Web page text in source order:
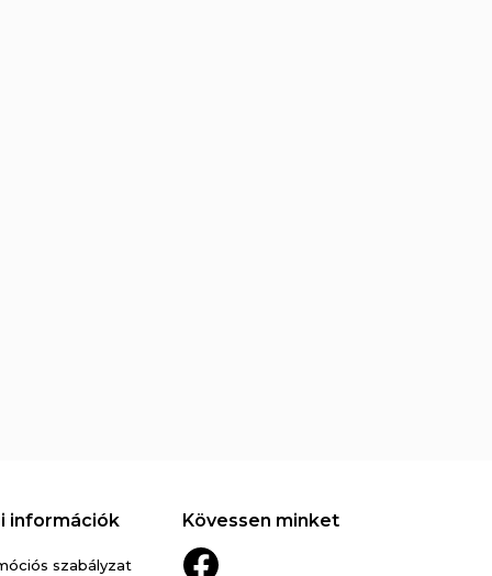
információk
szabályzat
Kövessen minket